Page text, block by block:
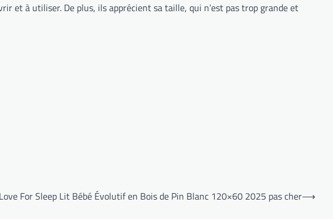
et à utiliser. De plus, ils apprécient sa taille, qui n’est pas trop grande et
Love For Sleep Lit Bébé Évolutif en Bois de Pin Blanc 120×60 2025 pas cher⟶